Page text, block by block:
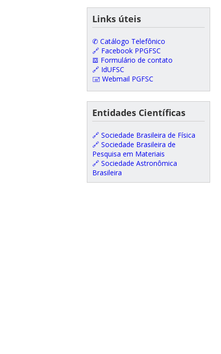
Links úteis
✆ Catálogo Telefônico
🔗 Facebook PPGFSC
𝌕 Formulário de contato
🔗 IdUFSC
🖃 Webmail PGFSC
Entidades Científicas
🔗 Sociedade Brasileira de Física
🔗 Sociedade Brasileira de
Pesquisa em Materiais
🔗 Sociedade Astronômica
Brasileira